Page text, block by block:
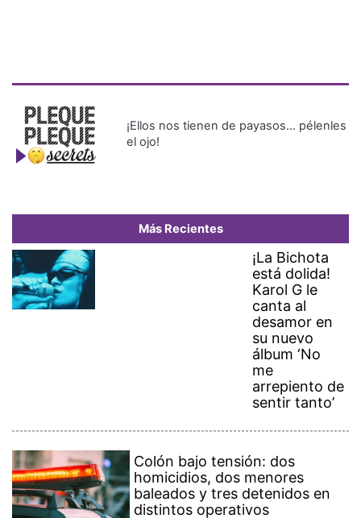
¡Ellos nos tienen de payasos… pélenles
el ojo!
Más Recientes
¡La Bichota
está dolida!
Karol G le
canta al
desamor en
su nuevo
álbum ‘No
me
arrepiento de
sentir tanto’
Colón bajo tensión: dos
homicidios, dos menores
baleados y tres detenidos en
distintos operativos